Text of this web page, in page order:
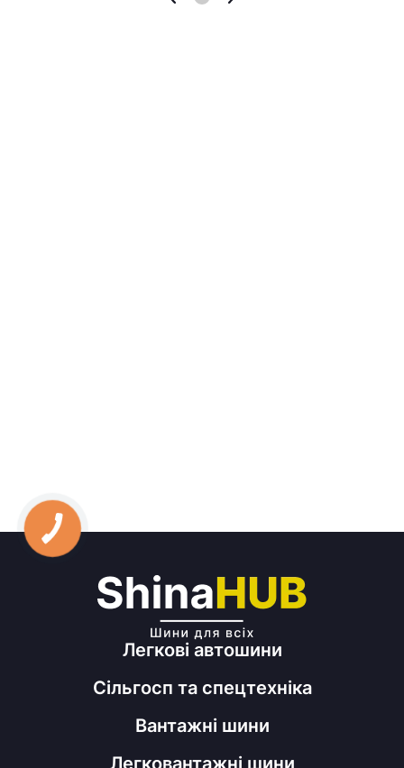
Легкові автошини
Сільгосп та спецтехніка
Вантажні шини
Легковантажні шини